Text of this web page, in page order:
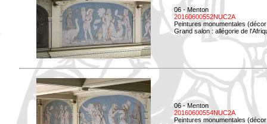
06 - Menton
20160600552NUC2A
Peintures monumentales
Grand salon : allégorie de
06 - Menton
20160600554NUC2A
Peintures monumentales